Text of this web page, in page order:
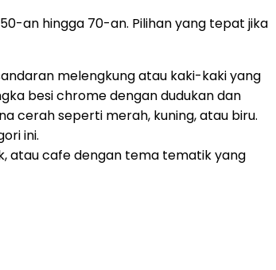
an hingga 70-an. Pilihan yang tepat jika
melengkung atau kaki-kaki yang
besi chrome dengan dudukan dan
cerah seperti merah, kuning, atau biru.
ini.
atau cafe dengan tema tematik yang